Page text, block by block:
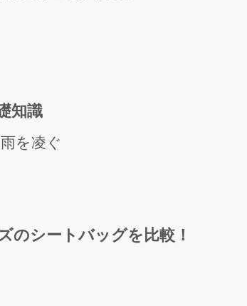
知識
を凌ぐ
のシートバッグを比較！